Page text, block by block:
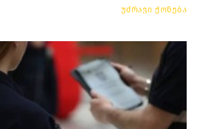
უძრავი ქონება